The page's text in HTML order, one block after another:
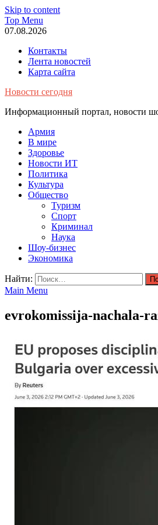
Skip to content
Top Menu
07.08.2026
Контакты
Лента новостей
Карта сайта
Новости сегодня
Информационный портал, новости
Армия
В мире
Здоровье
Новости ИТ
Политика
Культура
Общество
Туризм
Спорт
Криминал
Наука
Шоу-бизнес
Экономика
Найти:
Main Menu
evrokomissija-nachala-